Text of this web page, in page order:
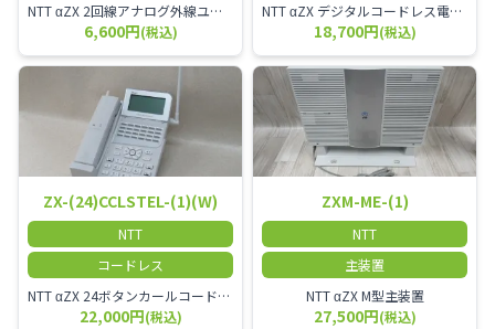
NTT αZX 2回線アナログ外線ユニット
6,600円(税込)
NTT αZX デジタルコードレス電話機 対応主装置及びアンテナを使用してご利用いただけます。 特に工場や倉庫等、オフィスから離れたところで作業をされている方に適しています。
18,700円(税込)
ZX-(24)CCLSTEL-(1)(W)
NTT
コードレス
NTT αZX 24ボタンカールコードレス電話機 無線タイプ、電話機と子機が離れるタイプのカールコードレス電話機です。 決裁者様等、オフィス内を頻繁に動かれる方のご使用が多いです。
22,000円(税込)
ZXM-ME-(1)
NTT
主装置
NTT αZX M型主装置
27,500円(税込)